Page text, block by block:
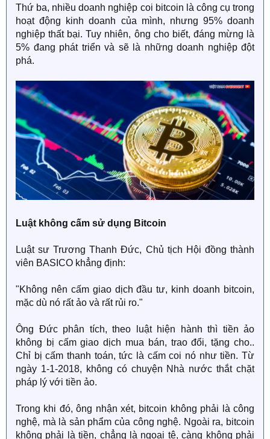
Thứ ba, nhiều doanh nghiệp coi bitcoin là công cụ trong
hoạt động kinh doanh của mình, nhưng 95% doanh
nghiệp thất bại. Tuy nhiên, ông cho biết, đáng mừng là
5% đang phát triển và sẽ là những doanh nghiệp đột
phá.
Luật không cấm sử dụng Bitcoin
Luật sư Trương Thanh Đức, Chủ tịch Hội đồng thành
viên BASICO khẳng định:
"Không nên cấm giao dịch đầu tư, kinh doanh bitcoin,
mặc dù nó rất ảo và rất rủi ro."
Ông Đức phân tích, theo luật hiện hành thì tiền ảo
không bị cấm giao dịch mua bán, trao đổi, tặng cho..
Chỉ bị cấm thanh toán, tức là cấm coi nó như tiền. Từ
ngày 1-1-2018, không có chuyện Nhà nước thắt chặt
pháp lý với tiền ảo.
Trong khi đó, ông nhận xét, bitcoin không phải là công
nghệ, mà là sản phẩm của công nghệ. Ngoài ra, bitcoin
không phải là tiền, chẳng là ngoại tệ, càng không phải